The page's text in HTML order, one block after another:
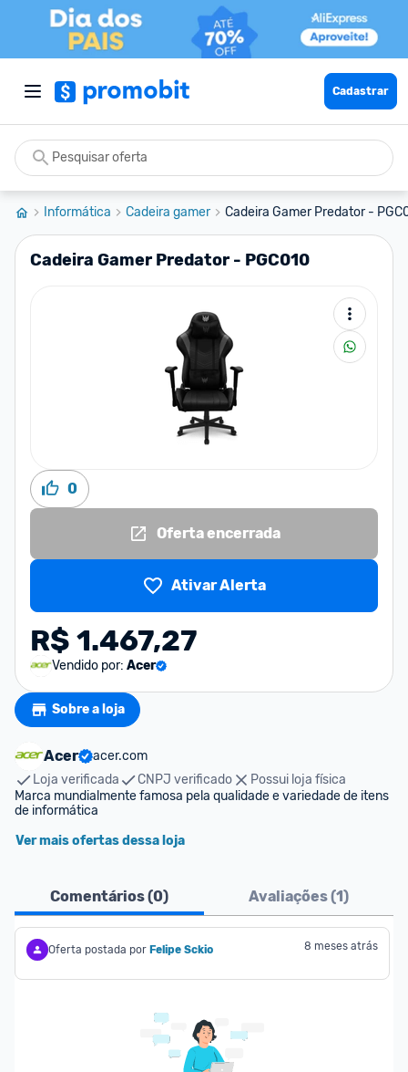
Cadastrar
Informática Cadeira gamer Cadeira Gamer Predator -
Cadeira Gamer Predator - PGC010
0
Oferta encerrada
Ativar Alerta
R$ 1.467,27
Vendido por: Acer
Sobre a loja
Acer
acer.com
Loja verificada
CNPJ verificado
Possui loja física
Marca mundialmente famosa pela qualidade e variedade de itens
de informática
Ver mais ofertas dessa loja
Comentários (0) Avaliações (1)
Oferta postada por Felipe Sckio 8 meses atrás